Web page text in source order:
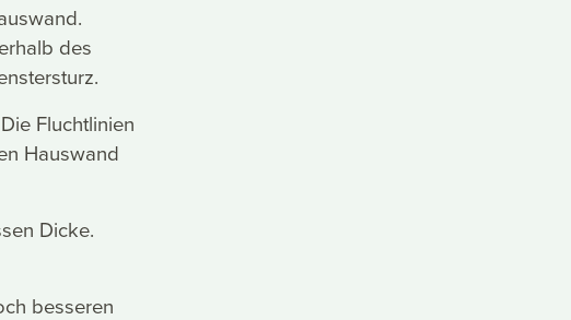
des
Fluchtlinien
Hauswand
Dicke.
besseren